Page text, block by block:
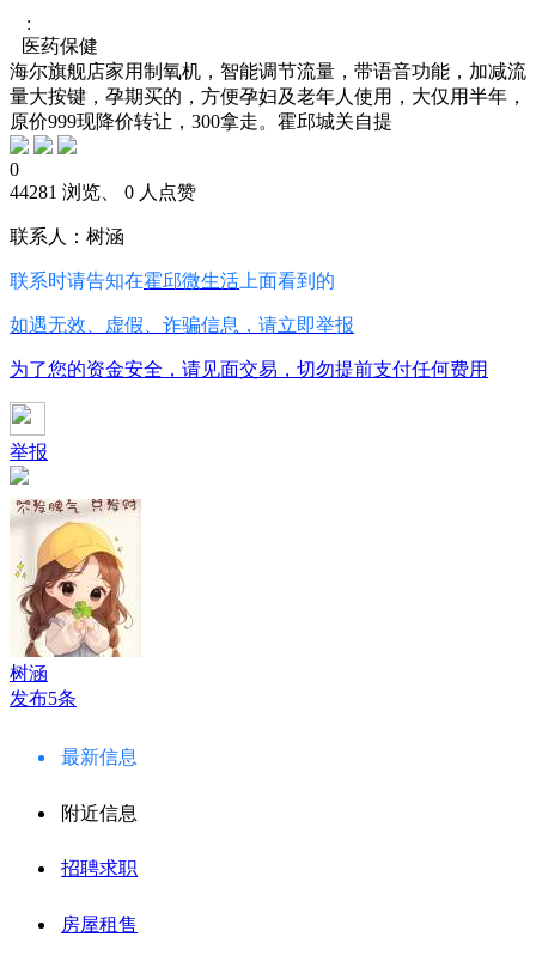
:
医药保健
海尔旗舰店家用制氧机，智能调节流量，带语音功能，加减流
量大按键，孕期买的，方便孕妇及老年人使用，大仅用半年，
原价999现降价转让，300拿走。霍邱城关自提
0
44281 浏览、 0 人点赞
联系人：树涵
联系时请告知在霍邱微生活 上面看到的
如遇无效、虚假、诈骗信息，请立即举报
为了您的资金安全，请见面交易，切勿提前支付任何费用
举报
树涵
发布5条
最新信息
附近信息
招聘求职
房屋租售